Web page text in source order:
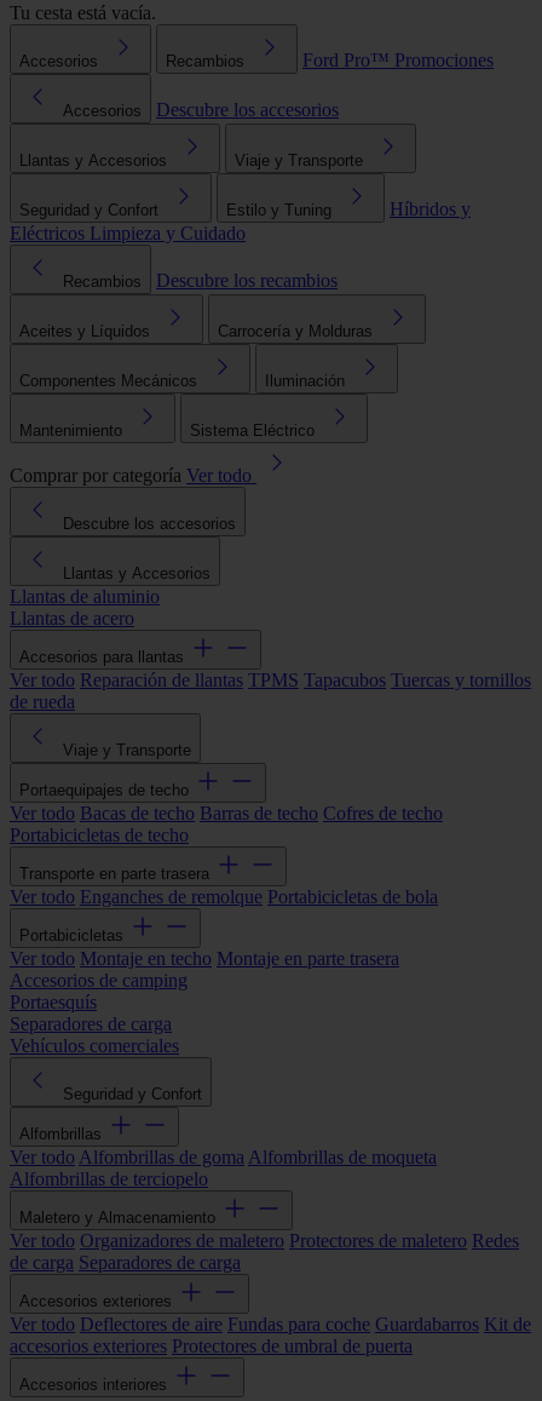
Tu cesta está vacía.
Accesorios Recambios Ford Pro™ Promociones
Accesorios Descubre los accesorios
Llantas y Accesorios Viaje y Transporte
Seguridad y Confort Estilo y Tuning
Híbridos y
Eléctricos Limpieza y Cuidado
Recambios Descubre los recambios
Aceites y Líquidos Carrocería y Molduras
Componentes Mecánicos Iluminación
Mantenimiento Sistema Eléctrico
Comprar por categoría Ver todo
Descubre los accesorios
Llantas y Accesorios
Llantas de aluminio
Llantas de acero
Accesorios para llantas
Ver todo Reparación de llantas TPMS Tapacubos Tuercas y tornillos
de rueda
Viaje y Transporte
Portaequipajes de techo
Ver todo Bacas de techo Barras de techo Cofres de techo
Portabicicletas de techo
Transporte en parte trasera
Ver todo Enganches de remolque Portabicicletas de bola
Portabicicletas
Ver todo Montaje en techo Montaje en parte trasera
Accesorios de camping
Portaesquís
Separadores de carga
Vehículos comerciales
Seguridad y Confort
Alfombrillas
Ver todo Alfombrillas de goma Alfombrillas de moqueta
Alfombrillas de terciopelo
Maletero y Almacenamiento
Ver todo Organizadores de maletero Protectores de maletero Redes
de carga Separadores de carga
Accesorios exteriores
Ver todo Deflectores de aire Fundas para coche Guardabarros Kit de
accesorios exteriores Protectores de umbral de puerta
Accesorios interiores